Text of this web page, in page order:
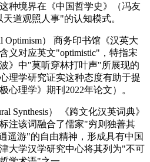
种境界在《中国哲学史》（冯友
道观照人事"的认知模式。
Optimism） 商务印书馆《汉英大
义对应英文"optimistic"，特指宋
》中"莫听穿林打叶声"所展现的
理学研究证实这种态度有助于提
心理学》期刊2022年论文）。
Synthesis） 《跨文化汉英词典》
注该词融合了儒家"穷则独善其
遥游"的自由精神，形成具有中国
大学汉学研究中心将其列为"不可